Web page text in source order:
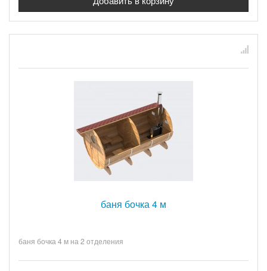
баня бочка 4 м
баня бочка 4 м на 2 отделения